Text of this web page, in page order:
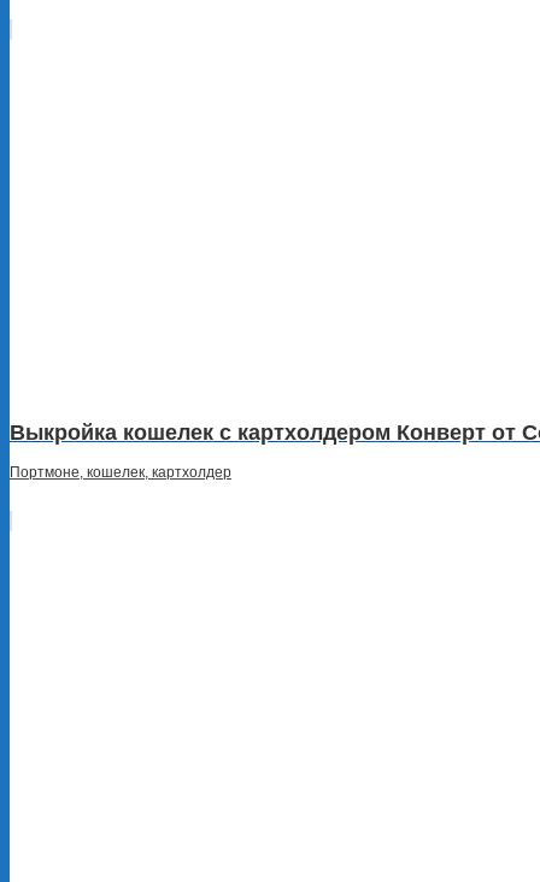
Выкройка кошелек с картхолдером Конверт от
Портмоне, кошелек, картхолдер